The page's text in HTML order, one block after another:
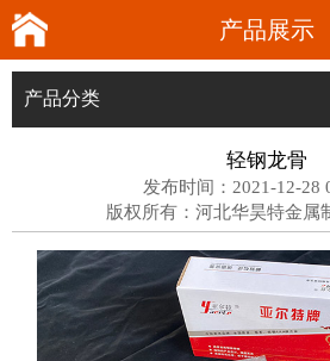
产品展示
产品分类
轻钢龙骨
发布时间：2021-12-28
版权所有：河北华昊特金属